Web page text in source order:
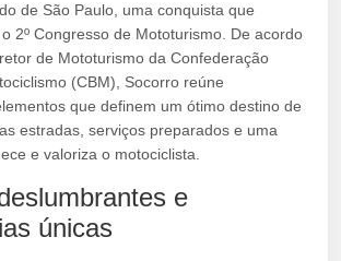
de São Paulo, uma conquista que
2º Congresso de Mototurismo. De acordo
de Mototurismo da Confederação
(CBM), Socorro reúne
que definem um ótimo destino de
estradas, serviços preparados e uma
e valoriza o motociclista.
e
únicas